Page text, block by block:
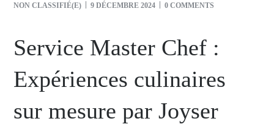
NON CLASSIFIÉ(E) 9 DÉCEMBRE 2024 0 COMMENTS
Service Master Chef :
Expériences culinaires
sur mesure par Joyser